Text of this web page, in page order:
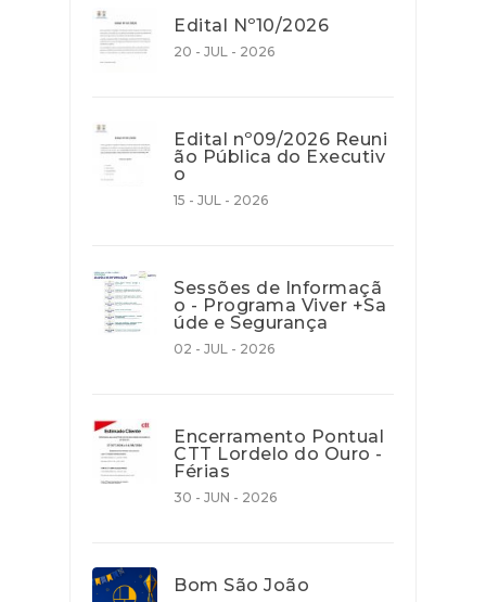
Edital Nº10/2026
20 - JUL - 2026
Edital nº09/2026 Reuni
ão Pública do Executiv
o
15 - JUL - 2026
Sessões de Informaçã
o - Programa Viver +Sa
úde e Segurança
02 - JUL - 2026
Encerramento Pontual
CTT Lordelo do Ouro -
Férias
30 - JUN - 2026
Bom São João